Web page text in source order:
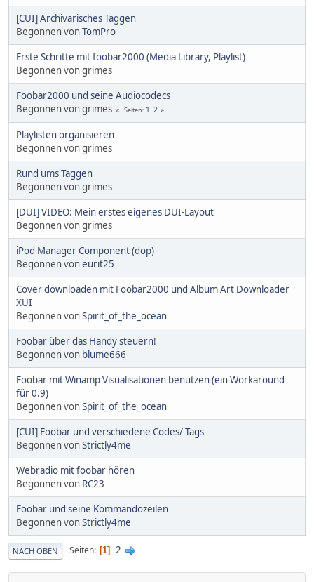
[CUI] Archivarisches Taggen
Begonnen vonTomPro
Erste Schritte mit foobar2000 (Media Library, Playlist)
Begonnen von grimes
Foobar2000 und seine Audiocodecs
Begonnen von grimes
Seiten 1 2
Playlisten organisieren
Begonnen von grimes
Rund ums Taggen
Begonnen von grimes
[DUI] VIDEO: Mein erstes eigenes DUI-Layout
Begonnen von grimes
iPod Manager Component (dop)
Begonnen voneurit25
Cover downloaden mit Foobar2000 und Album Art Downloader
XUI
Begonnen vonSpirit_of_the_ocean
Foobar über das Handy steuern!
Begonnen von blume666
Foobar mit Winamp Visualisationen benutzen (ein Workaround
für 0.9)
Begonnen vonSpirit_of_the_ocean
[CUI] Foobar und verschiedene Codes/ Tags
Begonnen vonStrictly4me
Webradio mit foobar hören
Begonnen von RC23
Foobar und seine Kommandozeilen
Begonnen vonStrictly4me
NACH OBEN Seiten 1 2